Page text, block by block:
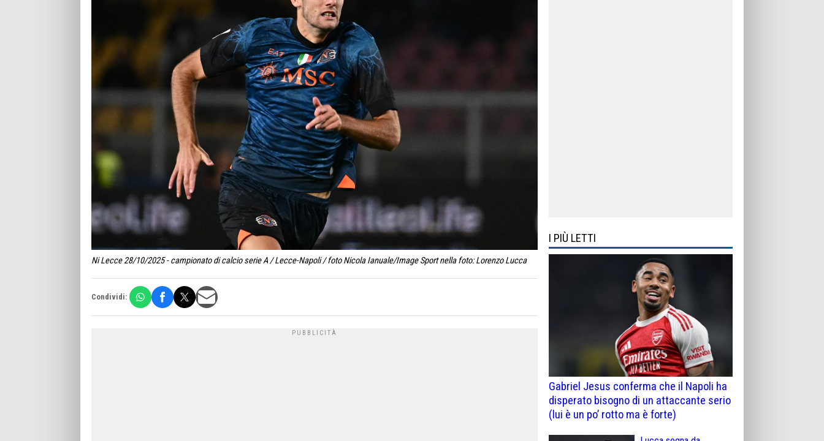
Ni Lecce 28/10/2025 - campionato di calcio serie A / Lecce-Napoli / foto Nicola Ianuale/Image Sport nella foto: Lorenzo Lucca
Condividi:
I PIÙ LETTI
Gabriel Jesus conferma che il Napoli ha
disperato bisogno di un attaccante serio
(lui è un po’ rotto ma è forte)